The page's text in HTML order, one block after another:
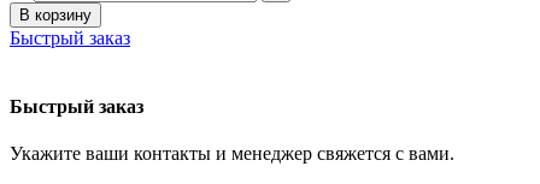
В корзину
Быстрый заказ
Быстрый заказ
Укажите ваши контакты и менеджер свяжется с вами.